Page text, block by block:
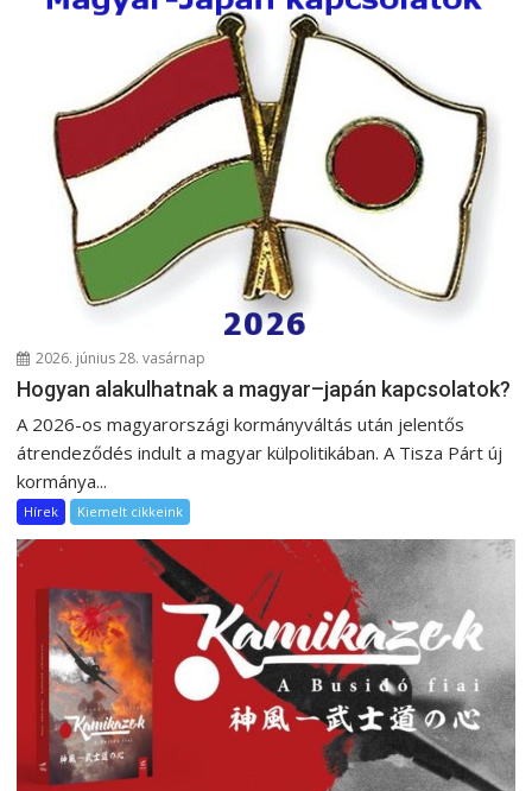
2026. június 28. vasárnap
Hogyan alakulhatnak a magyar–japán kapcsolatok?
A 2026-os magyarországi kormányváltás után jelentős
átrendeződés indult a magyar külpolitikában. A Tisza Párt új
kormánya...
Hírek Kiemelt cikkeink